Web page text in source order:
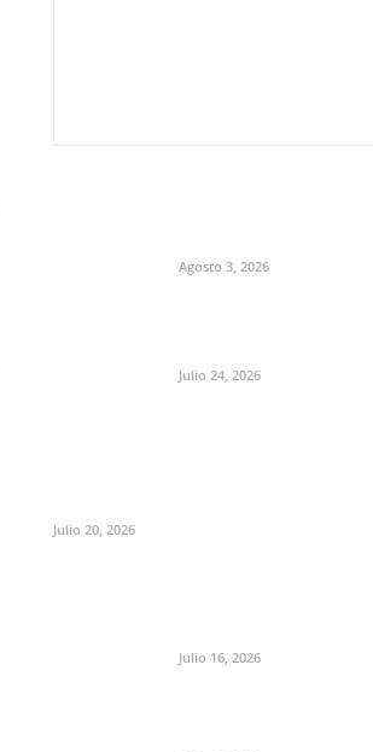
Agosto 3, 2026
Julio 24, 2026
Julio 20, 2026
Julio 16, 2026